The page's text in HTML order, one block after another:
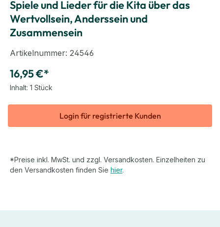
Spiele und Lieder für die Kita über das
Wertvollsein, Anderssein und
Zusammensein
Artikelnummer: 24546
16,95 €*
Inhalt: 1 Stück
Login für registrierte Kunden
*Preise inkl. MwSt. und zzgl. Versandkosten. Einzelheiten zu
den Versandkosten finden Sie hier.